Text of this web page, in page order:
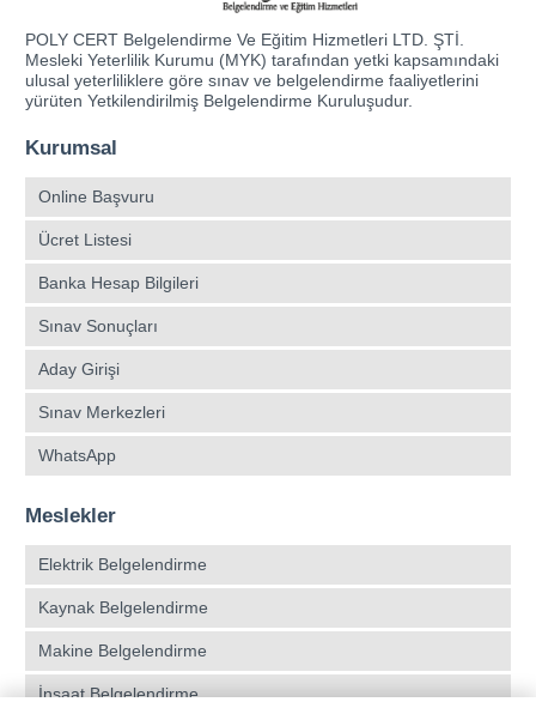
POLY CERT Belgelendirme Ve Eğitim Hizmetleri LTD. ŞTİ.
Mesleki Yeterlilik Kurumu (MYK) tarafından yetki kapsamındaki
ulusal yeterliliklere göre sınav ve belgelendirme faaliyetlerini
yürüten Yetkilendirilmiş Belgelendirme Kuruluşudur.
Kurumsal
Online Başvuru
Ücret Listesi
Banka Hesap Bilgileri
Sınav Sonuçları
Aday Girişi
Sınav Merkezleri
WhatsApp
Meslekler
Elektrik Belgelendirme
Kaynak Belgelendirme
Makine Belgelendirme
İnşaat Belgelendirme